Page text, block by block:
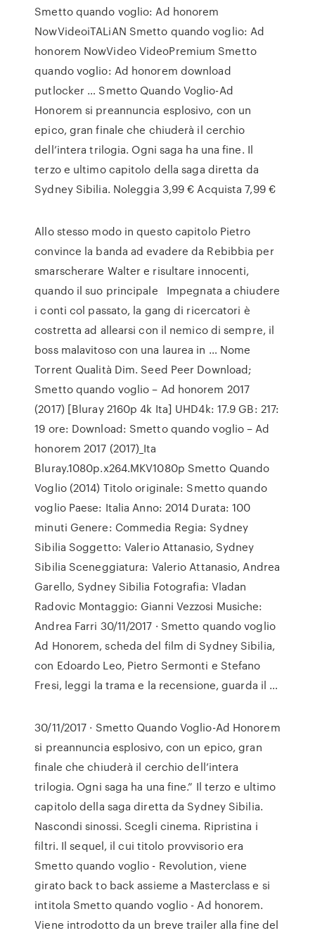
Smetto quando voglio: Ad honorem
NowVideoiTALiAN Smetto quando voglio: Ad
honorem NowVideo VideoPremium Smetto
quando voglio: Ad honorem download
putlocker … Smetto Quando Voglio-Ad
Honorem si preannuncia esplosivo, con un
epico, gran finale che chiuderà il cerchio
dell’intera trilogia. Ogni saga ha una fine. Il
terzo e ultimo capitolo della saga diretta da
Sydney Sibilia. Noleggia 3,99 € Acquista 7,99 €
Allo stesso modo in questo capitolo Pietro
convince la banda ad evadere da Rebibbia per
smarscherare Walter e risultare innocenti,
quando il suo principale Impegnata a chiudere
i conti col passato, la gang di ricercatori è
costretta ad allearsi con il nemico di sempre, il
boss malavitoso con una laurea in … Nome
Torrent Qualità Dim. Seed Peer Download;
Smetto quando voglio – Ad honorem 2017
(2017) [Bluray 2160p 4k Ita] UHD4k: 17.9 GB: 217:
19 ore: Download: Smetto quando voglio – Ad
honorem 2017 (2017)_Ita
Bluray.1080p.x264.MKV1080p Smetto Quando
Voglio (2014) Titolo originale: Smetto quando
voglio Paese: Italia Anno: 2014 Durata: 100
minuti Genere: Commedia Regia: Sydney
Sibilia Soggetto: Valerio Attanasio, Sydney
Sibilia Sceneggiatura: Valerio Attanasio, Andrea
Garello, Sydney Sibilia Fotografia: Vladan
Radovic Montaggio: Gianni Vezzosi Musiche:
Andrea Farri 30/11/2017 · Smetto quando voglio
Ad Honorem, scheda del film di Sydney Sibilia,
con Edoardo Leo, Pietro Sermonti e Stefano
Fresi, leggi la trama e la recensione, guarda il …
30/11/2017 · Smetto Quando Voglio-Ad Honorem
si preannuncia esplosivo, con un epico, gran
finale che chiuderà il cerchio dell’intera
trilogia. Ogni saga ha una fine.” Il terzo e ultimo
capitolo della saga diretta da Sydney Sibilia.
Nascondi sinossi. Scegli cinema. Ripristina i
filtri. Il sequel, il cui titolo provvisorio era
Smetto quando voglio - Revolution, viene
girato back to back assieme a Masterclass e si
intitola Smetto quando voglio - Ad honorem.
Viene introdotto da un breve trailer alla fine del